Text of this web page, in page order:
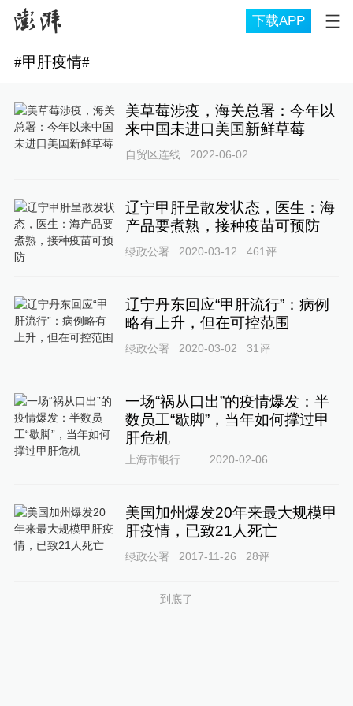
下载APP
#甲肝疫情#
美草莓涉疫，海关总署：今年以
来中国未进口美国新鲜草莓
自贸区连线 2022-06-02
辽宁甲肝呈散发状态，医生：海
产品要煮熟，接种疫苗可预防
绿政公署 2020-03-12 461评
辽宁丹东回应“甲肝流行”：病例
略有上升，但在可控范围
绿政公署 2020-03-02 31评
一场“祸从口出”的疫情爆发：半
数员工“歇脚”，当年如何撑过甲
肝危机
上海市银行博物馆 2020-02-06
美国加州爆发20年来最大规模甲
肝疫情，已致21人死亡
绿政公署 2017-11-26 28评
到底了